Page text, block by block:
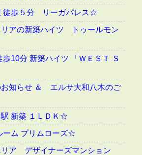
徒歩５分 リーガパレス☆
アの新築ハイツ トゥールモン
10分 新築ハイツ 「ＷＥＳＴ Ｓ
知らせ ＆ エルサ大和八木のご
新築 １ＬＤＫ☆
ム プリムローズ☆
ア デザイナーズマンション